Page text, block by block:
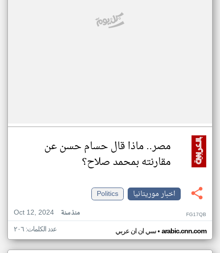
مصر.. ماذا قال حسام حسن عن
مقارنته بمحمد صلاح؟
اخبار موريتانيا
Politics
Oct 12, 2024
منذ سنة FG17QB
سي ان ان عربي• arabic.cnn.com عدد الكلمات: ٢٠٦